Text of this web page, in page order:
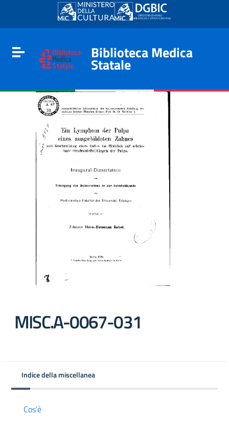
Go to content
Go to the navigation menu
Go to the footer
Toggle navigation
Biblioteca Medica
Statale
MISC.A-0067-031
Indice della miscellanea
Cos'è